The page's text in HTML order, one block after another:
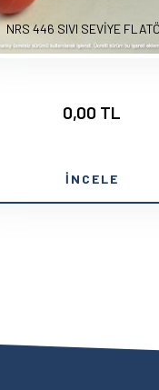
NRS 446 SIVI SEVİYE
0,00 TL
İNCELE